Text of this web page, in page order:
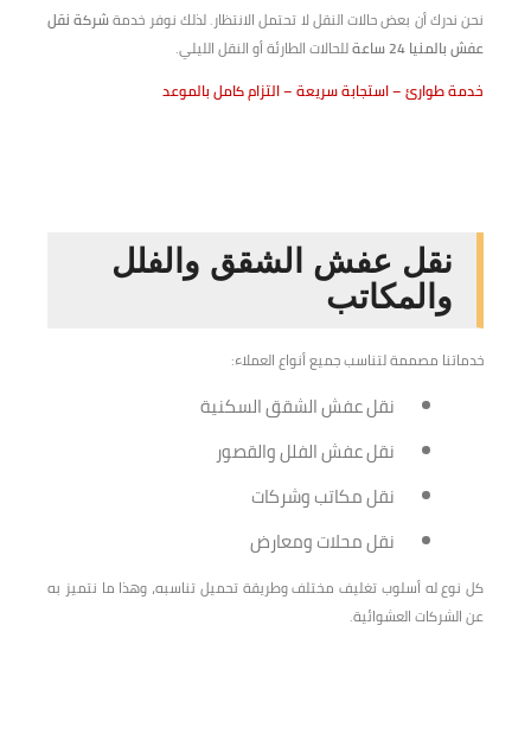
نحن ندرك أن بعض حالات النقل لا تحتمل الانتظار. لذلك نوفر خدمةشركة نقل
عفش بالمنيا 24 ساعة
للحالات الطارئة أو النقل الليلي.
خدمة طوارئ – استجابة سريعة – التزام كامل بالموعد
نقل عفش الشقق والفلل
والمكاتب
خدماتنا مصممة لتناسب جميع أنواع العملاء:
نقل عفش الشقق السكنية
نقل عفش الفلل والقصور
نقل مكاتب وشركات
نقل محلات ومعارض
كل نوع له أسلوب تغليف مختلف وطريقة تحميل تناسبه، وهذا ما نتميز به
عن الشركات العشوائية.